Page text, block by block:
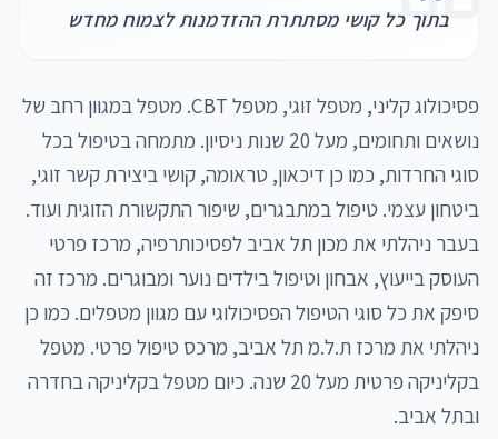
בתוך כל קושי מסתתרת ההזדמנות לצמוח מחדש
ביטחון עצמי. טיפול במתבגרים, שיפור התקשורת הזוגית ועוד.
ובתל אביב.